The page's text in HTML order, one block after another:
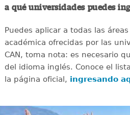
a qué universidades puedes
Puedes aplicar a todas las
académica ofrecidas por las
CAN, toma nota: es necesario
del idioma inglés. Conoce el
la página oficial, ingresando